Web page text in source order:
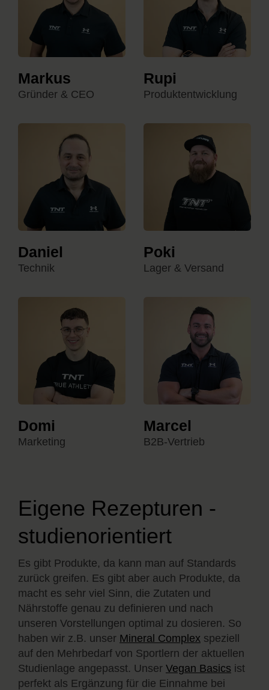
Markus
Gründer & CEO
Rupi
Produktentwicklung
Daniel
Technik
Poki
Lager & Versand
Domi
Marketing
Marcel
B2B-Vertrieb
Eigene Rezepturen -
studienorientiert
Es gibt Produkte, da kann man auf Standards
zurück greifen. Es gibt aber auch Produkte, da
macht es sehr viel Sinn, die Zutaten und
Nährstoffe genau zu definieren und nach
unseren Vorstellungen optimal zu dosieren. So
haben wir z.B. unser Mineral Complex speziell
auf den Mehrbedarf von Sportlern der aktuellen
Studienlage angepasst. Unser Vegan Basics ist
perfekt als Ergänzung für die Einnahme bei